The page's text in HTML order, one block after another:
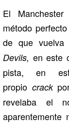
El
método
de que
Devils, en este
pista, en
propio crack
revelaba el